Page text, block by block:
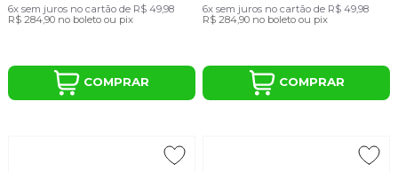
6x sem juros no cartãode R$ 49,98
R$ 284,90 no boleto ou pix
COMPRAR
6x sem juros no cartão de R$ 49,98
R$ 284,90 no boleto ou pix
COMPRAR